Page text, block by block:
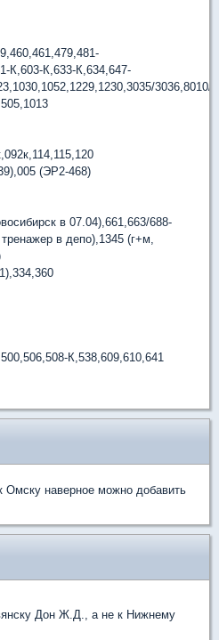
К,603-К,633-К,634,647-
3036,8010/
(ЭР2-468)
в 07.04),661,663/688-
в депо),1345 (г+м,
К,538,609,610,641
наверное можно добавить
Дон Ж.Д., а не к Нижнему